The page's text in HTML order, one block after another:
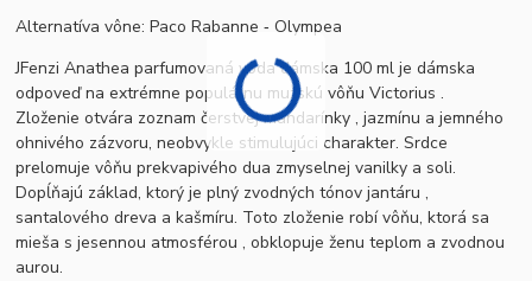
Alternatíva vône: Paco Rabanne ‐ Olympea
JFenzi Anathea parfumovaná voda dámska 100 ml je dámska
odpoveď na extrémne populárnu mužskú vôňu Victorius .
Zloženie otvára zoznam čerstvej mandarínky , jazmínu a jemného
ohnivého zázvoru, neobvykle stimulujúci charakter. Srdce
prelomuje vôňu prekvapivého dua zmyselnej vanilky a soli.
Dopĺňajú základ, ktorý je plný zvodných tónov jantáru ,
santalového dreva a kašmíru. Toto zloženie robí vôňu, ktorá sa
mieša s jesennou atmosférou , obklopuje ženu teplom a zvodnou
aurou.